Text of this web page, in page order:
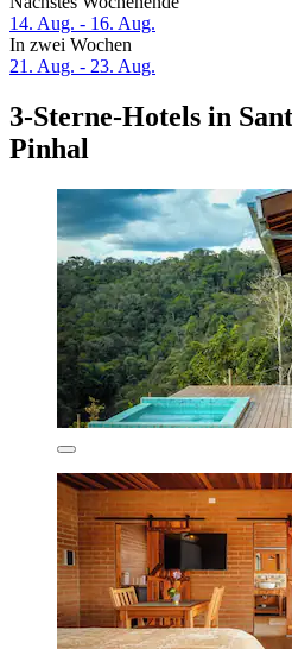
14. Aug. - 16. Aug.
In zwei Wochen
21. Aug. - 23. Aug.
3-Sterne-Hotels in
Pinhal